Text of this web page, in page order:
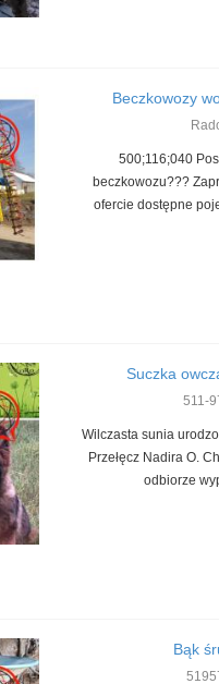
Beczkowozy
500;116;040
beczkowozu???
ofercie dostępne
Suczka
511-
Wilczasta sunia
Przełęcz Nadira O.
odbiorze
Bąk